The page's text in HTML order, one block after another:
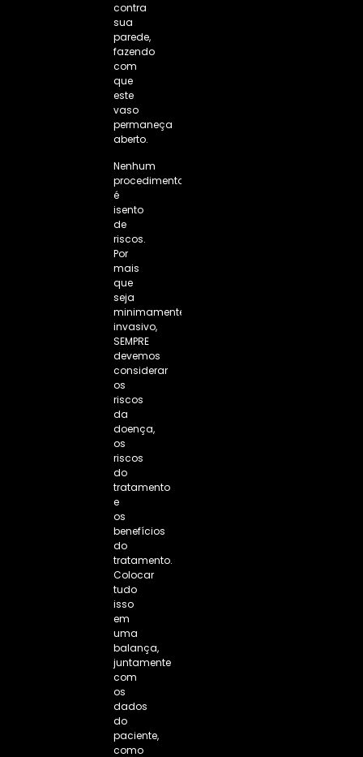
contra
sua
parede,
fazendo
com
que
este
vaso
permaneça
aberto.
Nenhum
procedimento
é
isento
de
riscos.
Por
mais
que
seja
minimamente
invasivo,
SEMPRE
devemos
considerar
os
riscos
da
doença,
os
riscos
do
tratamento
e
os
benefícios
do
tratamento.
Colocar
tudo
isso
em
uma
balança,
juntamente
com
os
dados
do
paciente,
como